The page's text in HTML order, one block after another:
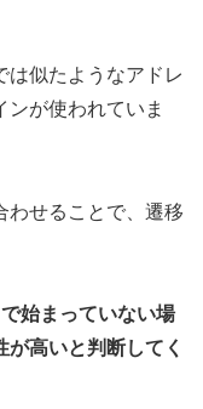
は似たようなアドレ
ンが使われていま
わせることで、遷移
始まっていない場
高いと判断してく